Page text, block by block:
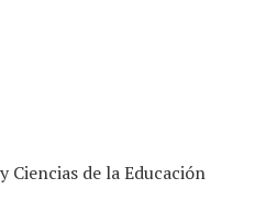
Ciencias de la Educación